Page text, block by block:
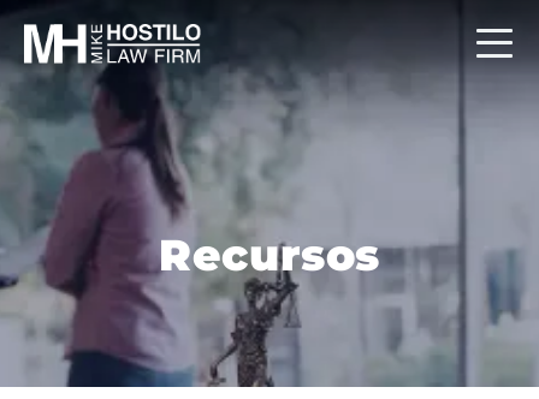
Recursos